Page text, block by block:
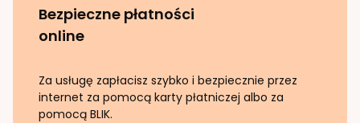
Bezpieczne płatności
online
Za usługę zapłacisz szybko i bezpiecznie przez
internet za pomocą karty płatniczej albo za
pomocą BLIK.